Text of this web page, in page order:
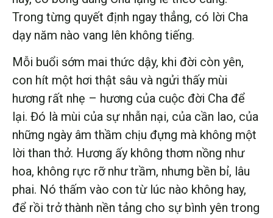
Trong từng quyết định ngay thẳng, có lời Cha
dạy năm nào vang lên không tiếng.
Mỗi buổi sớm mai thức dậy, khi đời còn yên,
con hít một hơi thật sâu và ngửi thấy mùi
hương rất nhẹ – hương của cuộc đời Cha để
lại. Đó là mùi của sự nhẫn nại, của cần lao, của
những ngày âm thầm chịu đựng mà không một
lời than thở. Hương ấy không thơm nồng như
hoa, không rực rỡ như trầm, nhưng bền bỉ, lâu
phai. Nó thấm vào con từ lúc nào không hay,
để rồi trở thành nền tảng cho sự bình yên trong